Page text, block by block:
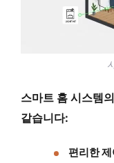
스마트 홈 시스템
같습니다:
편리한